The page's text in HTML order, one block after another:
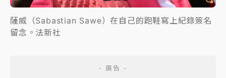
薩威（Sabastian Sawe）在自己的跑鞋寫上紀錄簽名
留念。法新社